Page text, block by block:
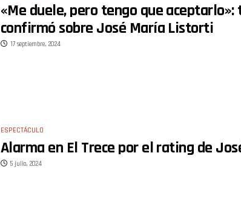
«Me duele, pero tengo que
confirmó sobre José María Listorti
17 septiembre, 2024
ESPECTÁCULO
Alarma en El Trece por el rating de
5 julio, 2024